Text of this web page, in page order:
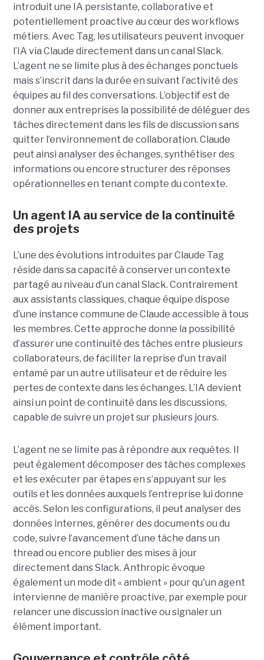
introduit une IA persistante, collaborative et
potentiellement proactive au cœur des workflows
métiers. Avec Tag, les utilisateurs peuvent invoquer
l’IA via Claude directement dans un canal Slack.
L’agent ne se limite plus à des échanges ponctuels
mais s’inscrit dans la durée en suivant l’activité des
équipes au fil des conversations. L’objectif est de
donner aux entreprises la possibilité de déléguer des
tâches directement dans les fils de discussion sans
quitter l’environnement de collaboration. Claude
peut ainsi analyser des échanges, synthétiser des
informations ou encore structurer des réponses
opérationnelles en tenant compte du contexte.
Un agent IA au service de la continuité
des projets
L’une des évolutions introduites par Claude Tag
réside dans sa capacité à conserver un contexte
partagé au niveau d’un canal Slack. Contrairement
aux assistants classiques, chaque équipe dispose
d’une instance commune de Claude accessible à tous
les membres. Cette approche donne la possibilité
d’assurer une continuité des tâches entre plusieurs
collaborateurs, de faciliter la reprise d’un travail
entamé par un autre utilisateur et de réduire les
pertes de contexte dans les échanges. L’IA devient
ainsi un point de continuité dans les discussions,
capable de suivre un projet sur plusieurs jours.
L’agent ne se limite pas à répondre aux requêtes. Il
peut également décomposer des tâches complexes
et les exécuter par étapes en s’appuyant sur les
outils et les données auxquels l’entreprise lui donne
accès. Selon les configurations, il peut analyser des
données internes, générer des documents ou du
code, suivre l’avancement d’une tâche dans un
thread ou encore publier des mises à jour
directement dans Slack. Anthropic évoque
également un mode dit « ambient » pour qu'un agent
intervienne de manière proactive, par exemple pour
relancer une discussion inactive ou signaler un
élément important.